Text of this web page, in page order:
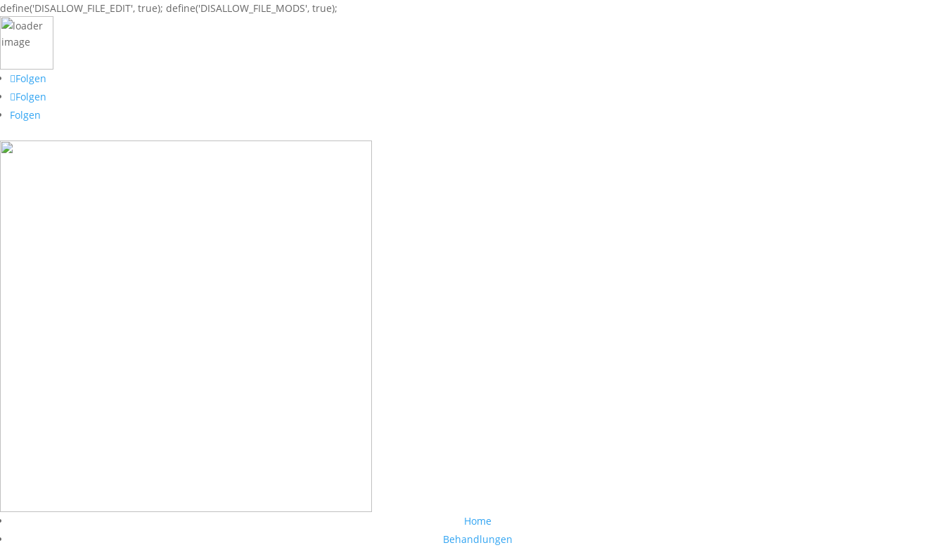
define('DISALLOW_FILE_EDIT', true); define('DISALLOW_FILE_MODS', true);
Folgen
Folgen
Folgen
Home
Behandlungen